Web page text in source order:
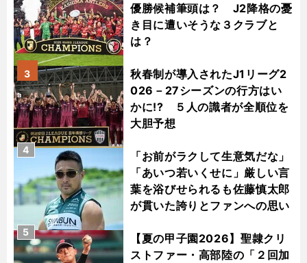
優勝候補筆頭は？ J2降格の憂
き目に遭いそうな３クラブと
は？
秋春制が導入されたJ1リーグ2
026－27シーズンの行方はい
かに!? ５人の識者が全順位を
大胆予想
3
「お前がラクして生意気だな」
「あいつ若いくせに」厳しい言
葉を浴びせられるも佐藤慎太郎
が貫いた誇りとファンへの思い
4
【夏の甲子園2026】聖隷クリ
ストファー・高部陸の「２回加
5